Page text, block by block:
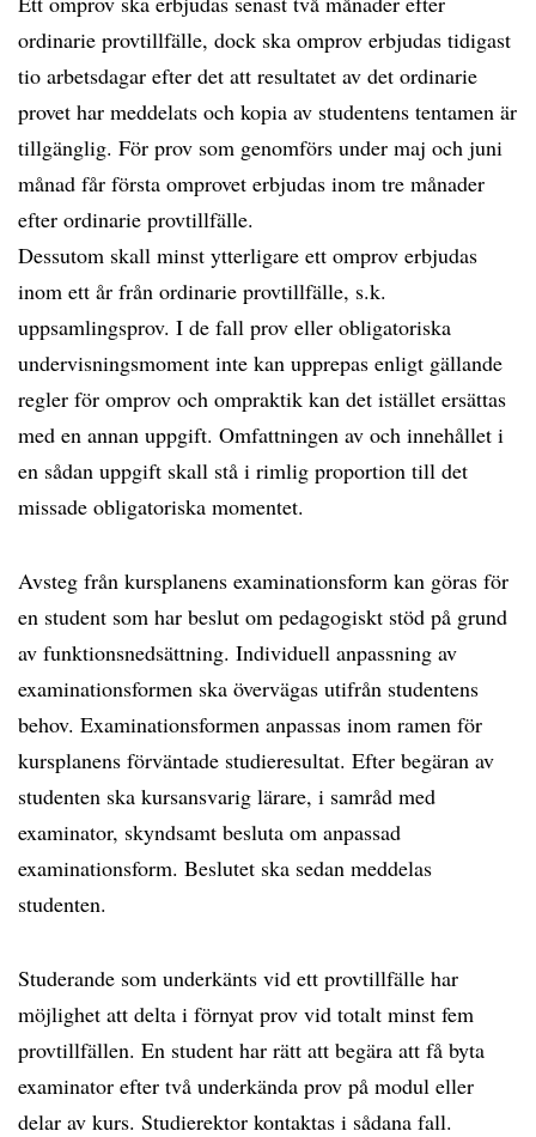
ordinarie provtillfälle, dock ska omprov erbjudas tidigast
tio arbetsdagar efter det att resultatet av det ordinarie
provet har meddelats och kopia av studentens tentamen är
tillgänglig. För prov som genomförs under maj och juni
månad får första omprovet erbjudas inom tre månader
efter ordinarie provtillfälle.
Dessutom skall minst ytterligare ett omprov erbjudas
inom ett år från ordinarie provtillfälle, s.k.
uppsamlingsprov. I de fall prov eller obligatoriska
undervisningsmoment inte kan upprepas enligt gällande
regler för omprov och ompraktik kan det istället ersättas
med en annan uppgift. Omfattningen av och innehållet i
en sådan uppgift skall stå i rimlig proportion till det
missade obligatoriska momentet.
Avsteg från kursplanens examinationsform kan göras för
en student som har beslut om pedagogiskt stöd på grund
av funktionsnedsättning. Individuell anpassning av
examinationsformen ska övervägas utifrån studentens
behov. Examinationsformen anpassas inom ramen för
kursplanens förväntade studieresultat. Efter begäran av
studenten ska kursansvarig lärare, i samråd med
examinator, skyndsamt besluta om anpassad
examinationsform. Beslutet ska sedan meddelas
studenten.
Studerande som underkänts vid ett provtillfälle har
möjlighet att delta i förnyat prov vid totalt minst fem
provtillfällen. En student har rätt att begära att få byta
examinator efter två underkända prov på modul eller
delar av kurs. Studierektor kontaktas i sådana fall.